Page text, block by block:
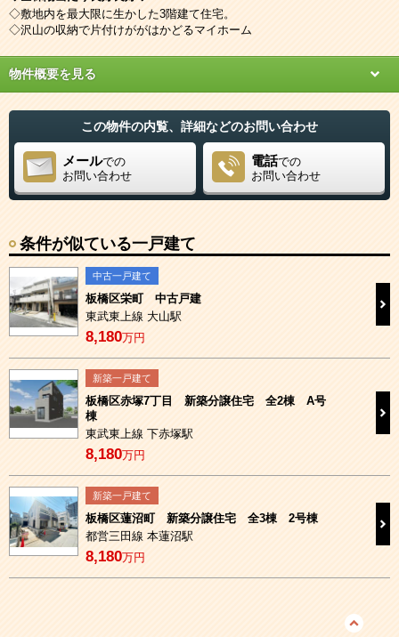
◇敷地内を最大限に生かした3階建て住宅。
◇沢山の収納で片付けががはかどるマイホーム
物件概要を見る
この物件の内覧、詳細などのお問い合わせ
メールでの
お問い合わせ
電話での
お問い合わせ
条件が似ている一戸建て
中古一戸建て
板橋区栄町 中古戸建
東武東上線 大山駅
8,180万円
新築一戸建て
板橋区赤塚7丁目 新築分譲住宅 全2棟 A号
棟
東武東上線 下赤塚駅
8,180万円
新築一戸建て
板橋区蓮沼町 新築分譲住宅 全3棟 2号棟
都営三田線 本蓮沼駅
8,180万円